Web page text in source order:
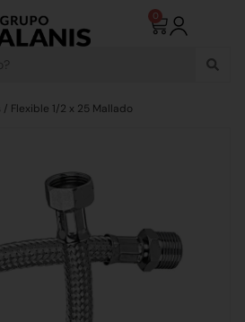
0
/ Flexible 1/2 x 25 Mallado